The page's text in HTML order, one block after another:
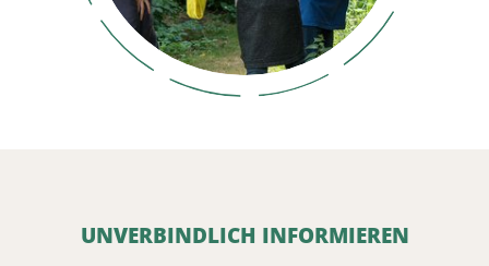
UNVERBINDLICH INFORMIEREN